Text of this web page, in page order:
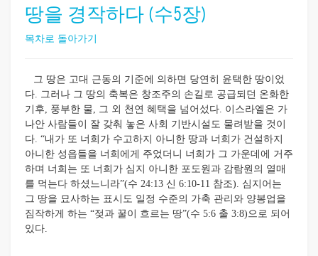
땅을 경작하다 (수5장)
목차로 돌아가기
그 땅은 고대 근동의 기준에 의하면 당연히 윤택한 땅이었
다. 그러나 그 땅의 축복은 창조주의 손길로 공급되던 온화한
기후, 풍부한 물, 그 외 천연 혜택을 넘어섰다. 이스라엘은 가
나안 사람들이 잘 갖춰 놓은 사회 기반시설도 물려받을 것이
다. “내가 또 너희가 수고하지 아니한 땅과 너희가 건설하지
아니한 성읍들을 너희에게 주었더니 너희가 그 가운데에 거주
하며 너희는 또 너희가 심지 아니한 포도원과 감람원의 열매
를 먹는다 하셨느니라”(수 24:13 신 6:10-11 참조). 심지어는
그 땅을 묘사하는 표시도 일정 수준의 가축 관리와 양봉업을
짐작하게 하는 “젖과 꿀이 흐르는 땅”(수 5:6 출 3:8)으로 되어
있다.